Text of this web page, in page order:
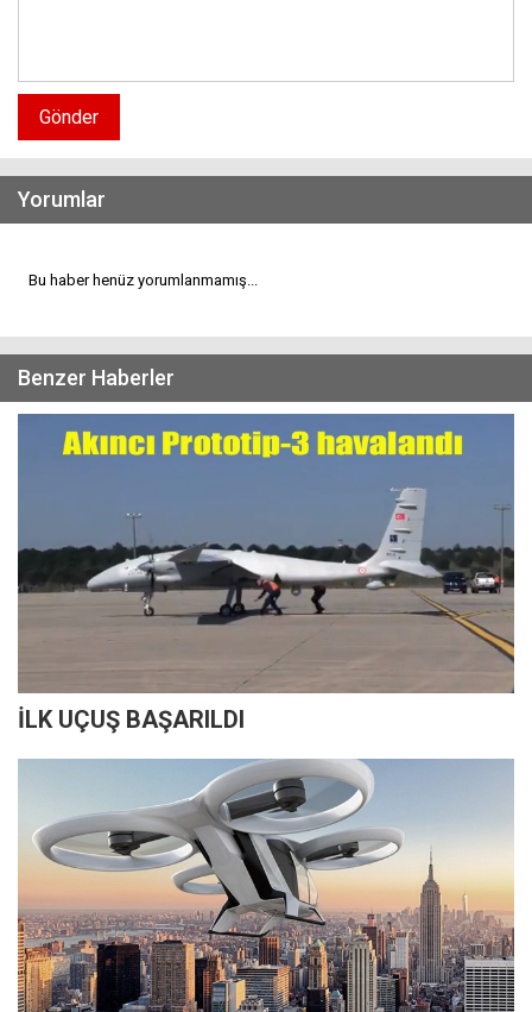
Gönder
Yorumlar
Bu haber henüz yorumlanmamış...
Benzer Haberler
İLK UÇUŞ BAŞARILDI